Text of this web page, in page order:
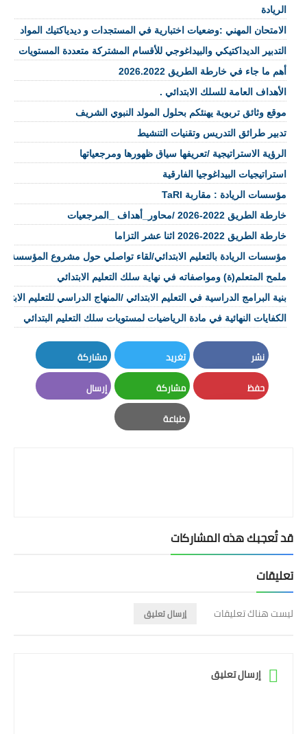
الريادة
الامتحان المهني :وضعيات اختبارية في المستجدات و ديدياكتيك المواد
التدبير الديداكتيكي والبيداغوجي للأقسام المشتركة متعددة المستويات
أهم ما جاء في خارطة الطريق 2026.2022
الأهداف العامة للسلك الابتدائي .
موقع وثائق تربوية يهنئكم بحلول المولد النبوي الشريف
تدبير طرائق التدريس وتقنيات التنشيط
الرؤية الاستراتيجية /تعريفها سياق ظهورها ومرجعياتها
استراتيجيات البيداغوجيا الفارقية
مؤسسات الريادة : مقاربة TaRl
خارطة الطريق 2022-2026 /محاور_أهداف _المرجعيات
خارطة الطريق 2022-2026 اثنا عشر التزاما
مؤسسات الريادة بالتعليم الابتدائي/لقاء تواصلي حول مشروع
ملمح المتعلم(ة) ومواصفاته في نهاية سلك التعليم الابتدائي
بنية البرامج الدراسية في التعليم الابتدائي /المنهاج الدراسي للتعليم
الكفايات النهائية في مادة الرياضيات لمستويات سلك التعليم البتدائي
نشر
Facebook
تغريد
Twitter
مشاركة
LinkedIn
حفظ مشاركة
Whatsapp
إرسال
طباعة
قد تُعجبك هذه المشاركات
تعليقات
ليست هناك تعليقات إرسال تعليق
إرسال تعليق